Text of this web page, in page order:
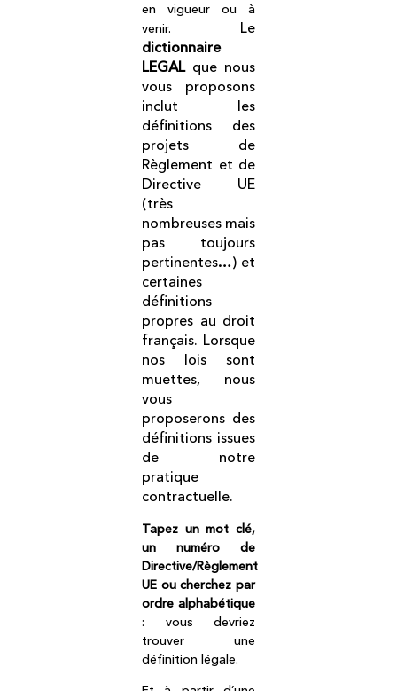
en vigueur ou à
venir. Le
dictionnaire
LEGAL que nous
vous proposons
inclut les
définitions des
projets de
Règlement et de
Directive UE
(très
nombreuses mais
pas toujours
pertinentes…) et
certaines
définitions
propres au droit
français. Lorsque
nos lois sont
muettes, nous
vous
proposerons des
définitions issues
de notre
pratique
contractuelle.
Tapez un mot clé,
un numéro de
Directive/Règlement
UE ou cherchez par
ordre alphabétique
: vous devriez
trouver une
définition légale.